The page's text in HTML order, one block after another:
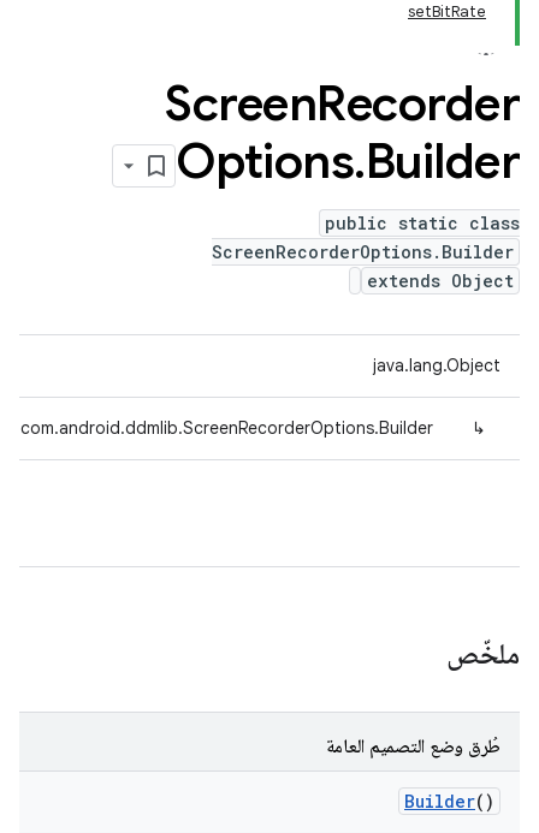
setBitRate
ScreenRecorder
Options.Builder
public static class
ScreenRecorderOptions.Builder
extends Object
java.lang.Object
↳
com.android.ddmlib.ScreenRecorderOptions.Builder
ملخّص
طُرق وضع التصميم العامة
Builder()